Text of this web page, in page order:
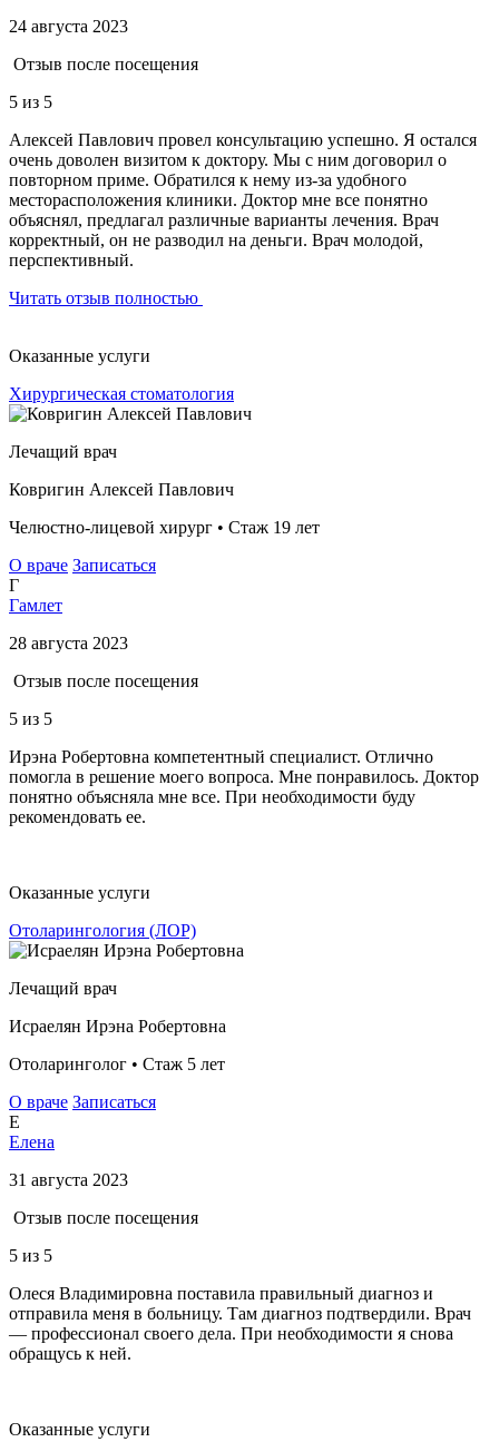
24 августа 2023
Отзыв после посещения
5 из 5
Алексей Павлович провел консультацию успешно. Я остался
очень доволен визитом к доктору. Мы с ним договорил о
повторном приме. Обратился к нему из-за удобного
месторасположения клиники. Доктор мне все понятно
объяснял, предлагал различные варианты лечения. Врач
корректный, он не разводил на деньги. Врач молодой,
перспективный.
Читать отзыв полностью
Оказанные услуги
Хирургическая стоматология
Лечащий врач
Ковригин Алексей Павлович
Челюстно-лицевой хирург • Стаж 19 лет
О враче Записаться
Г
Гамлет
28 августа 2023
Отзыв после посещения
5 из 5
Ирэна Робертовна компетентный специалист. Отлично
помогла в решение моего вопроса. Мне понравилось. Доктор
понятно объясняла мне все. При необходимости буду
рекомендовать ее.
Оказанные услуги
Отоларингология (ЛОР)
Лечащий врач
Исраелян Ирэна Робертовна
Отоларинголог • Стаж 5 лет
О враче Записаться
Е
Елена
31 августа 2023
Отзыв после посещения
5 из 5
Олеся Владимировна поставила правильный диагноз и
отправила меня в больницу. Там диагноз подтвердили. Врач
— профессионал своего дела. При необходимости я снова
обращусь к ней.
Оказанные услуги